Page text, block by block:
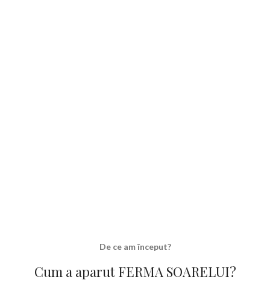
De ce am început?
Cum a aparut FERMA SOARELUI?